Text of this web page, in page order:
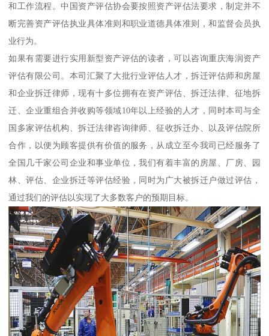
和工作流程。中国资产评估协会要按照资产评估法要求，制定并不
断完善资产评估执业具体准则和职业道德具体准则，和监督会员执
业行为。
如果有需要进行实用新型资产评估的读者，可以咨询重庆海润资产
评估有限公司。本司汇聚了大批行业评估人才，拆迁评估师和房屋
和企业拆迁律师，现有十多位拥有在资产评估、拆迁法律、征地拆
迁、企业重组合并收购等领域10年以上经验的人才，同时本司与全
国多家评估机构、拆迁法律咨询律师、征收拆迁办、以及评估院所
合作，以便为顾客提供有价值的服务，从成立至今我司已经服务了
全国几千家公司企业和事业单位，我们有着丰富的房屋、厂房、园
林、评估、企业拆迁等评估经验，同时为广大被拆迁户做过评估，
通过我们的评估以实现了大多数客户的预期目标。